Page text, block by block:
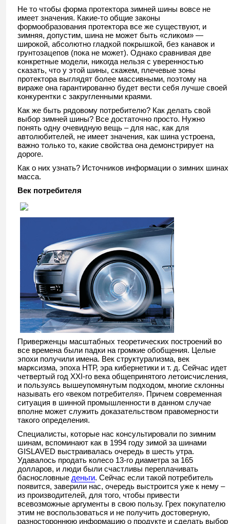
Не то чтобы форма протектора зимней шины вовсе не
имеет значения. Какие-то общие законы
формообразования протектора все же существуют, и
зимняя, допустим, шина не может быть «сликом» —
широкой, абсолютно гладкой покрышкой, без канавок и
грунтозацепов (пока не может). Однако сравнивая две
конкретные модели, никогда нельзя с уверенностью
сказать, что у этой шины, скажем, плечевые зоны
протектора выглядят более массивными, поэтому на
вираже она гарантированно будет вести себя лучше своей
конкурентки с закругленными краями.
Как же быть рядовому потребителю? Как делать свой
выбор зимней шины? Все достаточно просто. Нужно
понять одну очевидную вещь – для нас, как для
автолюбителей, не имеет значения, как шина устроена,
важно только то, какие свойства она демонстрирует на
дороге.
Как о них узнать? Источников информации о зимних шинах
масса.
Век потребителя
Приверженцы масштабных теоретических построений во
все времена были падки на громкие обобщения. Целые
эпохи получили имена. Век структурализма, век
марксизма, эпоха НТР, эра кибернетики и т. д. Сейчас идет
четвертый год XXI-го века общепринятого летоисчисления,
и пользуясь вышеупомянутым подходом, многие склонны
называть его «веком потребителя». Причем современная
ситуация в шинной промышленности в данном случае
вполне может служить доказательством правомерности
такого определения.
Специалисты, которые нас консультировали по зимним
шинам, вспоминают как в 1994 году зимой за шинами
GISLAVED выстраивалась очередь в шесть утра.
Удавалось продать колесо 13-го диаметра за 165
долларов, и люди были счастливы переплачивать
баснословные деньги. Сейчас если такой потребитель
появится, заверили нас, очередь выстроится уже к нему –
из производителей, для того, чтобы привести
всевозможные аргументы в свою пользу. Грех покупателю
этим не воспользоваться и не получить достоверную,
разностороннюю информацию о продукте и сделать выбор